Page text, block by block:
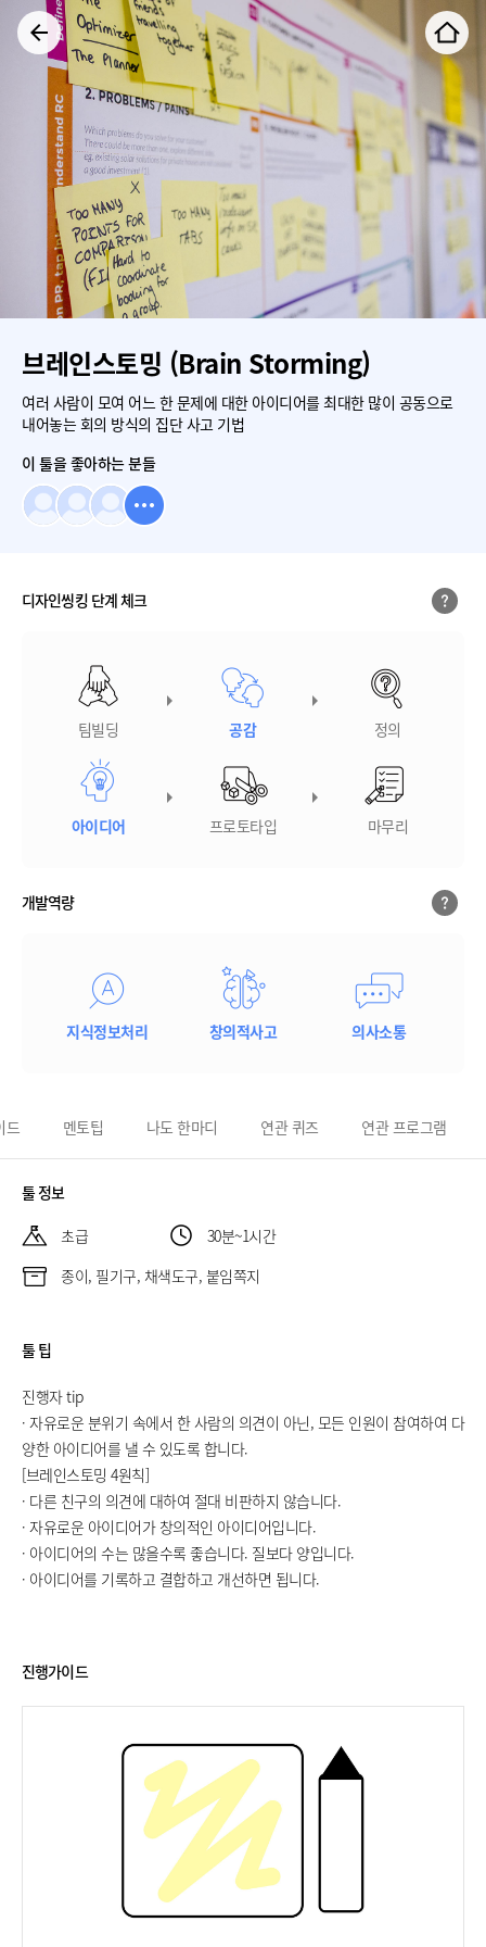
브레인스토밍 (Brain Storming)
여러 사람이 모여 어느 한 문제에 대한 아이디어를 최대한 많이 공동으로
내어놓는 회의 방식의 집단 사고 기법
이 툴을 좋아하는 분들
디자인씽킹 단계 체크
팀빌딩 공감 정의
아이디어 프로토타입 마무리
개발역량
지식정보처리 창의적사고 의사소통
드 멘토팁 나도 한마디 연관 퀴즈 연관 프로그램
툴 정보
초급
30분~1시간
종이, 필기구, 채색도구, 붙임쪽지
툴 팁
진행자 tip
· 자유로운 분위기 속에서 한 사람의 의견이 아닌, 모든 인원이 참여하여 다
양한 아이디어를 낼 수 있도록 합니다.
[브레인스토밍 4원칙]
· 다른 친구의 의견에 대하여 절대 비판하지 않습니다.
· 자유로운 아이디어가 창의적인 아이디어입니다.
· 아이디어의 수는 많을수록 좋습니다. 질보다 양입니다.
· 아이디어를 기록하고 결합하고 개선하면 됩니다.
진행가이드